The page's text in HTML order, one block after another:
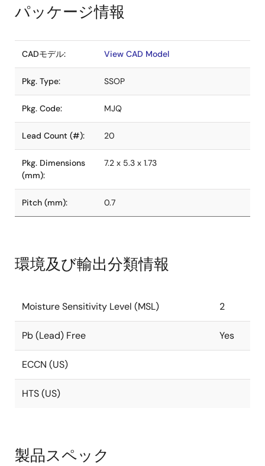
パッケージ情報
CADモデル: View CAD Model
Pkg. Type: SSOP
Pkg. Code: MJQ
Lead Count (#): 20
Pkg. Dimensions
(mm):
7.2 x 5.3 x 1.73
Pitch (mm): 0.7
環境及び輸出分類情報
Moisture Sensitivity Level (MSL) 2
Pb (Lead) Free Yes
ECCN (US)
HTS (US)
製品スペック